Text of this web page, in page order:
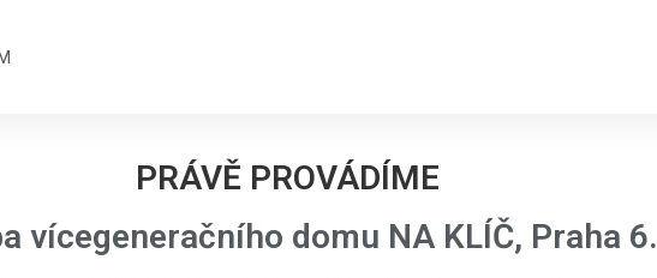
PRÁVĚ PROVÁDÍME
vícegeneračního domu NA KLÍČ, Praha 6.